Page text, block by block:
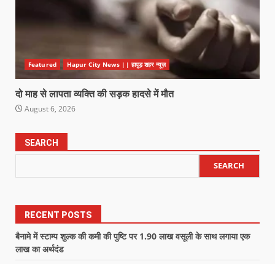
Featured Hapur City News || हापुड़ शहर न्यूज़
दो माह से लापता व्यक्ति की सड़क हादसे में मौत
August 6, 2026
SEARCH
SEARCH
RECENT POSTS
बैनामे में स्टाम्प शुल्क की कमी की पुष्टि पर 1.90 लाख वसूली के साथ लगाया एक
लाख का अर्थदंड